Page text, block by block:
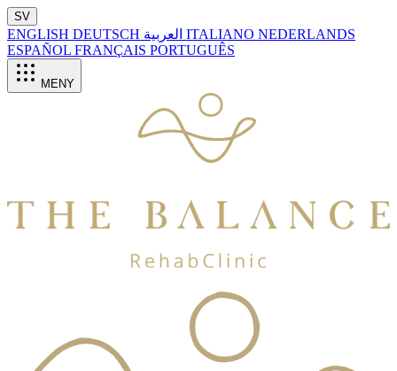
SV
ENGLISH DEUTSCH ITALIANO NEDERLANDS
ESPAÑOL FRANÇAIS PORTUGUÊS
MENY